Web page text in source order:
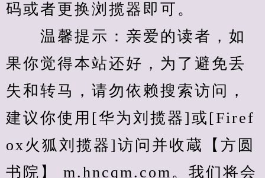
码或者更换浏揽器即可。
温馨提示：亲爱的读者，如
果你觉得本站还好，为了避免丢
失和转马，请勿依赖搜索访问，
建议你使用[华为刘揽器]或[Firef
ox火狐刘揽器]访问并收蔵【方圆
书院】 m.hncqm.com。我们将会